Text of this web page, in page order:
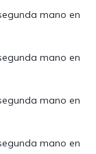
mano en
mano en
mano en
mano en